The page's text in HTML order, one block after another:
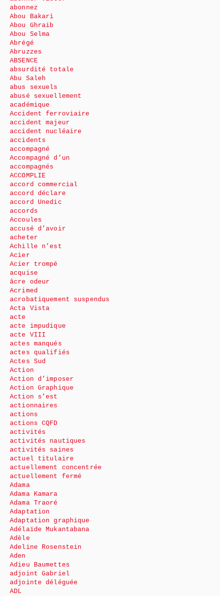
abonnez
Abou Bakari
Abou Ghraib
Abou Selma
Abrégé
Abruzzes
ABSENCE
absurdité totale
Abu Saleh
abus sexuels
abusé sexuellement
académique
Accident ferroviaire
accident majeur
accident nucléaire
accidents
accompagné
Accompagné d’un
accompagnés
ACCOMPLIE
accord commercial
accord déclare
accord Unedic
accords
Accoules
accusé d’avoir
acheter
Achille n’est
Acier
Acier trompé
acquise
âcre odeur
Acrimed
acrobatiquement suspendus
Acta Vista
acte
acte impudique
acte VIII
actes manqués
actes qualifiés
Actes Sud
Action
Action d’imposer
Action Graphique
Action s’est
actionnaires
actions
actions CQFD
activités
activités nautiques
activités saines
actuel titulaire
actuellement concentrée
actuellement fermé
Adama
Adama Kamara
Adama Traoré
Adaptation
Adaptation graphique
Adélaïde Mukantabana
Adèle
Adeline Rosenstein
Aden
Adieu Baumettes
adjoint Gabriel
adjointe déléguée
ADL